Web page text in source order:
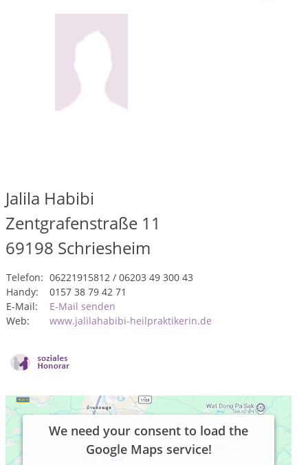
Jalila Habibi
Zentgrafenstraße 11
69198 Schriesheim
Telefon: 06221915812 / 06203 49 300 43
Handy:
0157 38 79 42 71
E-Mail:
E-Mail senden
Web:
www.jalilahabibi-heilpraktikerin.de
We need your consent to load the
Google Maps service!